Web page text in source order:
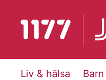
Till startsidan för 1177
Liv & hälsa